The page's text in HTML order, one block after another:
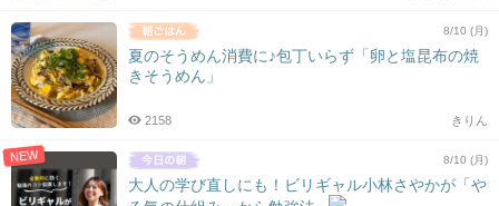
8/10 (月)
夏のそうめん消費に♪包丁いらず「卵と塩昆布の焼
きそうめん」
きりん
2158
NEW 8/10 (月)
大人の学び直しにも！ビリギャル小林さやかが「や